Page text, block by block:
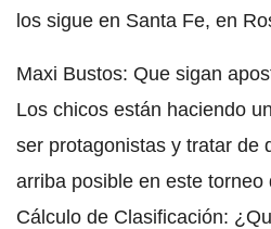
los sigue en Santa Fe, en
Maxi Bustos: Que sigan
Los chicos están haciendo
ser protagonistas y tratar de
arriba posible en este torneo
Cálculo de Clasificación: